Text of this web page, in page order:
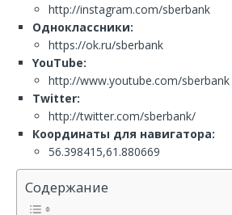
http://instagram.com/sberbank
Одноклассники:
https://ok.ru/sberbank
YouTube:
http://www.youtube.com/sberbank
Twitter:
http://twitter.com/sberbank/
Координаты для навигатора:
56.398415,61.880669
Содержание